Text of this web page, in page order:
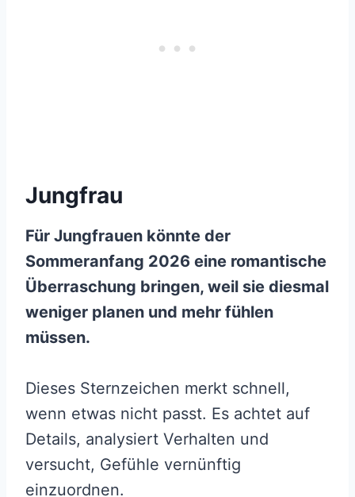
Jungfrau
Für Jungfrauen könnte der
Sommeranfang 2026 eine romantische
Überraschung bringen, weil sie diesmal
weniger planen und mehr fühlen
müssen.
Dieses Sternzeichen merkt schnell,
wenn etwas nicht passt. Es achtet auf
Details, analysiert Verhalten und
versucht, Gefühle vernünftig
einzuordnen.